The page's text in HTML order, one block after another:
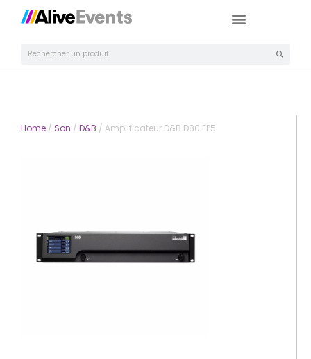
Home / Son / D&B / Amplificateur D&B D80 EP5